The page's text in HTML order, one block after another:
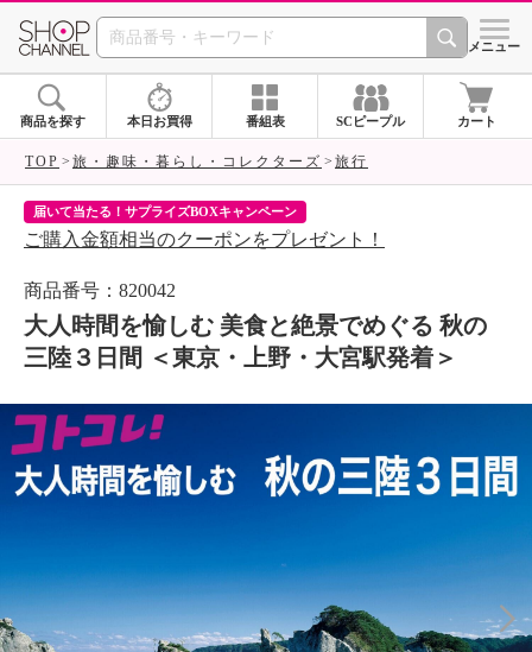
SHOP CHANNEL シメニュー
商品を探す 本日お買得 番組表 SCピープル カート
TOP 旅・趣味・暮らし・コレクターズ 旅行
届いて当たる！サプライズBOXキャンペーン
ご購入金額相当のクーポンをプレゼント！
商品番号：820042
大人時間を愉しむ 美食と絶景でめぐる 秋の
三陸３日間 ＜東京・上野・大宮駅発着＞